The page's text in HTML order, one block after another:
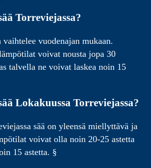
Torreviejassa?
vaihtelee vuodenajan mukaan.
voivat nousta jopa 30
talvella ne voivat laskea noin 15
Lokakuussa Torreviejassa?
sää on yleensä miellyttävä ja
voivat olla noin 20-25 astetta
15 astetta. §